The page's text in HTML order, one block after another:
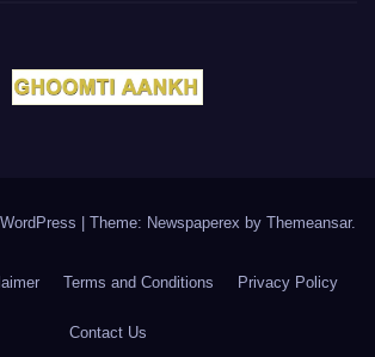
| Theme: Newspaperex by Themeansar.
Terms and Conditions Privacy Policy
Contact Us